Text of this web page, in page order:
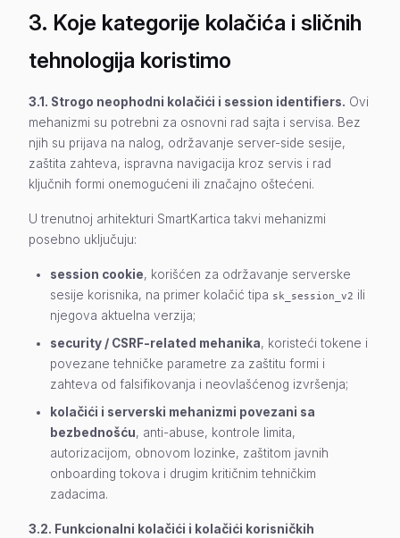
3. Koje kategorije kolačića i sličnih
tehnologija koristimo
3.1. Strogo neophodni kolačići i session identifiers. Ovi
mehanizmi su potrebni za osnovni rad sajta i servisa. Bez
njih su prijava na nalog, održavanje server-side sesije,
zaštita zahteva, ispravna navigacija kroz servis i rad
ključnih formi onemogućeni ili značajno oštećeni.
U trenutnoj arhitekturi SmartKartica takvi mehanizmi
posebno uključuju:
session cookie, korišćen za održavanje serverske
sesije korisnika, na primer kolačić tipa sk_session_v2 ili
njegova aktuelna verzija;
security / CSRF-related mehanika, koristeći tokene i
povezane tehničke parametre za zaštitu formi i
zahteva od falsifikovanja i neovlašćenog izvršenja;
kolačići i serverski mehanizmi povezani sa
bezbednošću, anti-abuse, kontrole limita,
autorizacijom, obnovom lozinke, zaštitom javnih
onboarding tokova i drugim kritičnim tehničkim
zadacima.
3.2. Funkcionalni kolačići i kolačići korisničkih